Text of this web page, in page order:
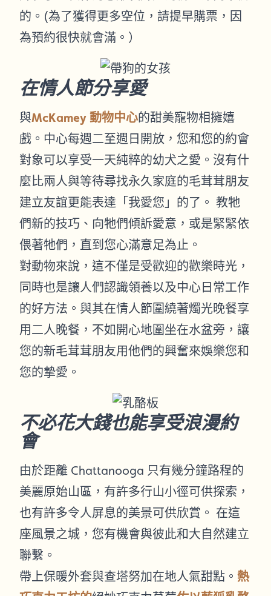
的。(為了獲得更多空位，請提早購票，因
為預約很快就會滿。）
在情人節分享愛
與McKamey 動物中心的甜美寵物相擁嬉
戲。中心每週二至週日開放，您和您的約會
對象可以享受一天純粹的幼犬之愛。沒有什
麼比兩人與等待尋找永久家庭的毛茸茸朋友
建立友誼更能表達「我愛您」的了。 教牠
們新的技巧、向牠們傾訴愛意，或是緊緊依
偎著牠們，直到您心滿意足為止。
對動物來說，這不僅是受歡迎的歡樂時光，
同時也是讓人們認識領養以及中心日常工作
的好方法。與其在情人節圍繞著燭光晚餐享
用二人晚餐，不如開心地圍坐在水盆旁，讓
您的新毛茸茸朋友用他們的興奮來娛樂您和
您的摯愛。
不必花大錢也能享受浪漫約
會
由於距離 Chattanooga 只有幾分鐘路程的
美麗原始山區，有許多行山小徑可供探索，
也有許多令人屏息的美景可供欣賞。 在這
座風景之城，您有機會與彼此和大自然建立
聯繫。
帶上保暖外套與查塔努加在地人氣甜點。 熱